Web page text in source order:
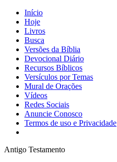
Início
Hoje
Livros
Busca
Versões da Bíblia
Devocional Diário
Recursos Bíblicos
Versículos por Temas
Mural de Orações
Vídeos
Redes Sociais
Anuncie Conosco
Termos de uso e Privacidade
Antigo Testamento